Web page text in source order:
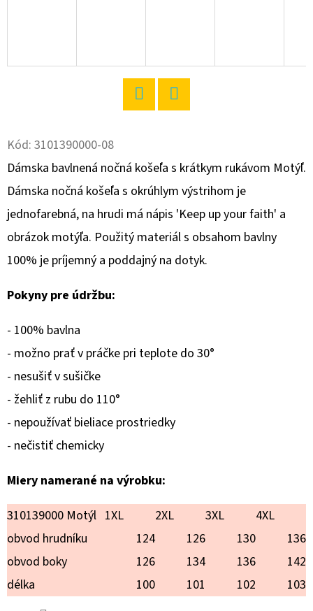
Kód: 3101390000-08
Dámska bavlnená nočná košeľa s krátkym rukávom Motýľ.
Dámska nočná košeľa s okrúhlym výstrihom je
jednofarebná, na hrudi má nápis 'Keep up your faith' a
obrázok motýľa. Použitý materiál s obsahom bavlny
100% je príjemný a poddajný na dotyk.
Pokyny pre údržbu:
- 100% bavlna
- možno prať v práčke pri teplote do 30°
- nesušiť v sušičke
- žehliť z rubu do 110°
- nepoužívať bieliace prostriedky
- nečistiť chemicky
Miery namerané na výrobku:
310139000 Motýl 1XL 2XL 3XL
4XL
obvod hrudníku
124 126 130
136
obvod boky
126 134 136
142
délka
100 101 102 103
D
Ú
Č
A
M
E
DÁMSKE
DOMÁCE
S
DLHÝM
VIANOCE
€20,90